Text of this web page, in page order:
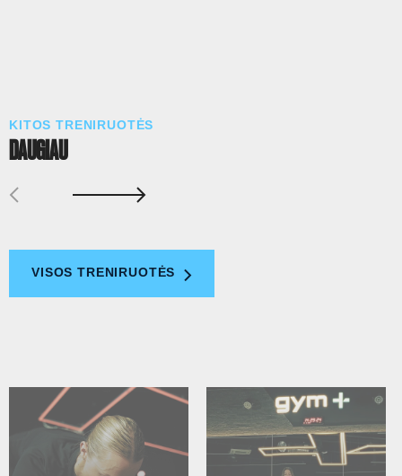
KITOS TRENIRUOTĖS
DAUGIAU
VISOS TRENIRUOTĖS